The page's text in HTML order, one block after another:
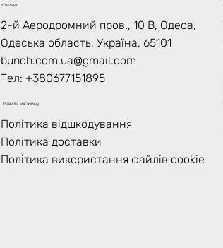
Контакт
2-й Аеродромний пров., 10 В, Одеса,
Одеська область, Україна, 65101
bunch.com.ua@gmail.com
Тел: +380677151895
Правила магазину
Політика відшкодування
Політика доставки
Політика використання файлів cookie